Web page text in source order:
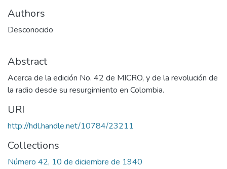
Authors
Desconocido
Abstract
Acerca de la edición No. 42 de MICRO, y de la revolución de
la radio desde su resurgimiento en Colombia.
URI
http://hdl.handle.net/10784/23211
Collections
Número 42, 10 de diciembre de 1940